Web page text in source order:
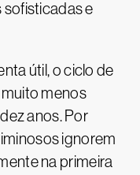
sofisticadas e
útil, o ciclo de
menos
anos. Por
ignorem
na primeira